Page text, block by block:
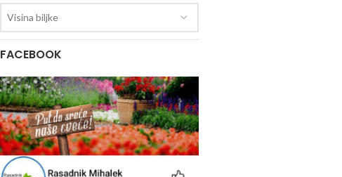
Visina biljke
FACEBOOK